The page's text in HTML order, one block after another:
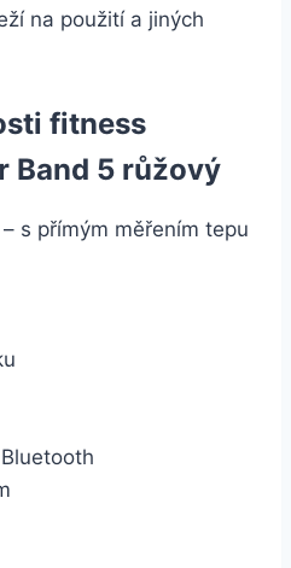
na použití a jiných
fitness
Band 5 růžový
s přímým měřením tepu